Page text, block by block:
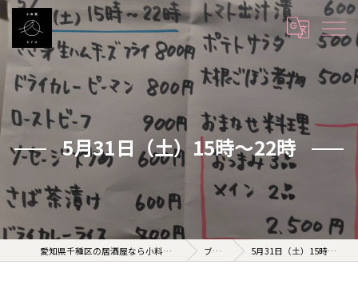
5月31日（土）15時〜22時
愛知県千種区の居酒屋なら小料理 久 KYU ブログ 5月31日（土）15時〜22時